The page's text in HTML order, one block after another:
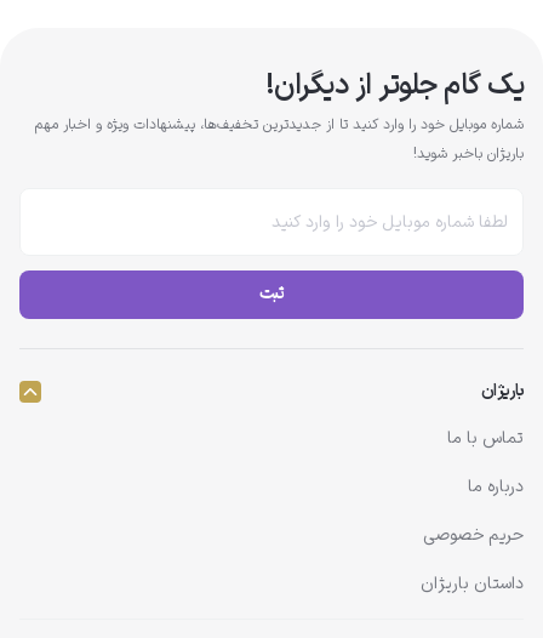
یک گام جلوتر از دیگران!
شماره موبایل خود را وارد کنید تا از جدیدترین تخفیف‌ها، پیشنهادات ویژه و اخبار مهم
باریژان باخبر شوید!
ثبت
باریژان
تماس با ما
درباره ما
حریم خصوصی
داستان باریژان